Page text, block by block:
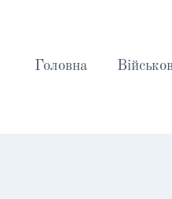
Головна